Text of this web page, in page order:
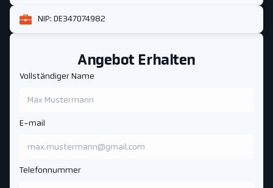
Angebot Erhalten
Vollständiger Name
E-mail
Telefonnummer
NIP: DE347074982